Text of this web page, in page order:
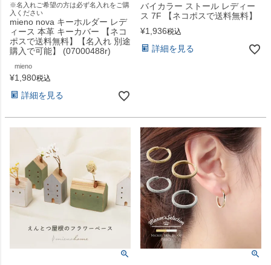
※名入れご希望の方は必ず名入れをご購
入ください
mieno nova キーホルダー レデ
ィース 本革 キーカバー 【ネコ
ポスで送料無料】【名入れ 別途
購入で可能】 (07000488r)
mieno
¥1,980税込
詳細を見る
バイカラー ストール レディー
ス 7F 【ネコポスで送料無料】
¥1,936税込
詳細を見る